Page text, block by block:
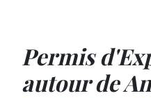
Permis
autour de